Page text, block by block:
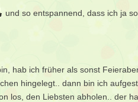
und so entspannend, dass ich ja
hab ich früher als sonst
hingelegt.. dann bin ich
los, den Liebsten abholen.. der